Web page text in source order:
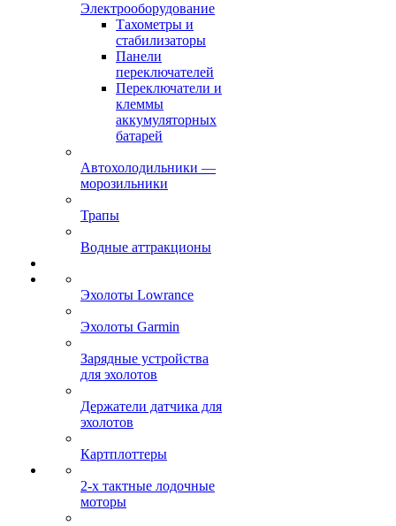
Электрооборудование
Тахометры и
стабилизаторы
Панели
переключателей
Переключатели и
клеммы
аккумуляторных
батарей
Автохолодильники —
морозильники
Трапы
Водные аттракционы
Эхолоты Lowrance
Эхолоты Garmin
Зарядные устройства
для эхолотов
Держатели датчика для
эхолотов
Картплоттеры
2-х тактные лодочные
моторы